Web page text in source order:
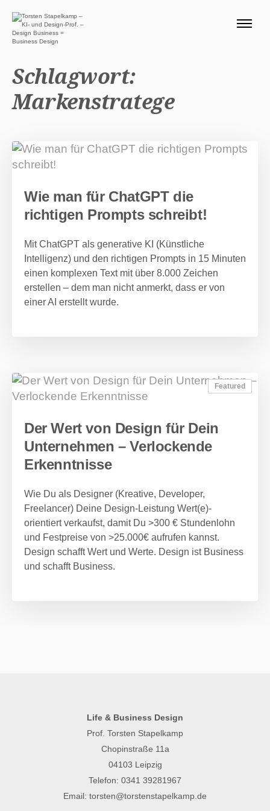
BLOG
SERVICE DESIGN THINKING
0 EURO ANGEBOTE 🎁
Suchen nach:
Schlagwort:
Markenstratege
Wie man für ChatGPT die
richtigen Prompts schreibt!
Mit ChatGPT als generative KI (Künstliche
Intelligenz) und den richtigen Prompts in 15 Minuten
einen komplexen Text mit über 8.000 Zeichen
erstellen – dem man nicht anmerkt, dass er von
einer AI erstellt wurde.
Featured
Der Wert von Design für Dein
Unternehmen – Verlockende
Erkenntnisse
Wie Du als Designer (Kreative, Developer,
Freelancer) Deine Design-Leistung Wert(e)-
orientiert verkaufst, damit Du >300 € Stundenlohn
und Festpreise von >25.000€ aufrufen kannst.
Design schafft Wert und Werte. Design ist Business
und schafft Business.
Life & Business Design
Prof. Torsten Stapelkamp
Chopinstraße 11a
04103 Leipzig
Telefon: 0341 39281967
Email: torsten@torstenstapelkamp.de